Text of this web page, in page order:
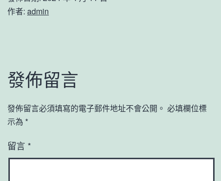
作者: admin
發佈留言
發佈留言必須填寫的電子郵件地址不會公開。 必填欄位標
示為 *
留言 *